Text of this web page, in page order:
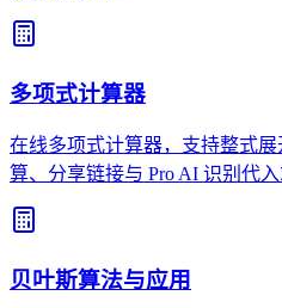
多项式计算器
在线多项式计算器，支持整式
算、分享链接与 Pro AI 识别代入
贝叶斯算法与应用